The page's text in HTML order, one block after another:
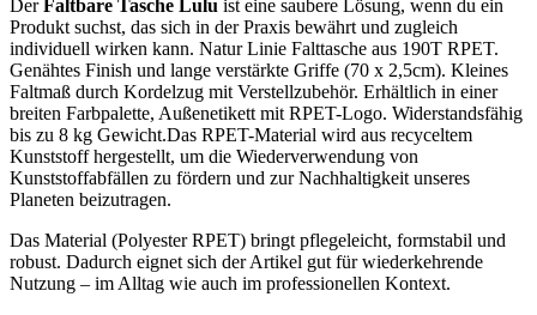
DerFaltbare Tasche Lulu ist eine saubere Lösung, wenn du ein
Produkt suchst, das sich in der Praxis bewährt und zugleich
individuell wirken kann. Natur Linie Falttasche aus 190T RPET.
Genähtes Finish und lange verstärkte Griffe (70 x 2,5cm). Kleines
Faltmaß durch Kordelzug mit Verstellzubehör. Erhältlich in einer
breiten Farbpalette, Außenetikett mit RPET-Logo. Widerstandsfähig
bis zu 8 kg Gewicht.Das RPET-Material wird aus recyceltem
Kunststoff hergestellt, um die Wiederverwendung von
Kunststoffabfällen zu fördern und zur Nachhaltigkeit unseres
Planeten beizutragen.
Das Material (Polyester RPET) bringt pflegeleicht, formstabil und
robust. Dadurch eignet sich der Artikel gut für wiederkehrende
Nutzung – im Alltag wie auch im professionellen Kontext.